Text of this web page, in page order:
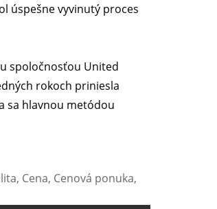
úspešne vyvinutý proces
spoločnosťou United
rokoch priniesla
sa hlavnou metódou
Cena, Cenová ponuka,